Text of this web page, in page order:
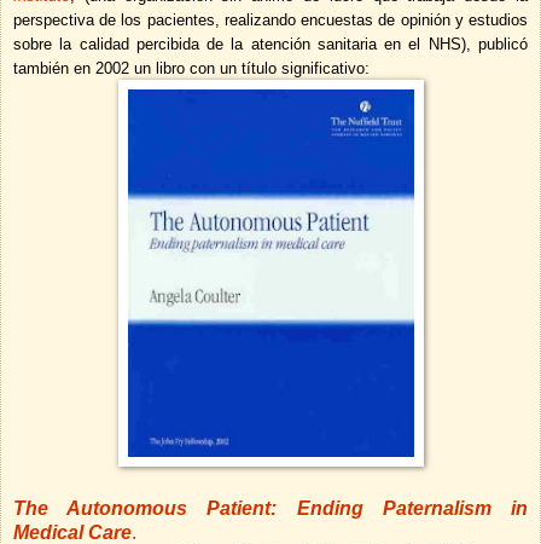
perspectiva de los pacientes, realizando encuestas de opinión y estudios
sobre la calidad percibida de la atención sanitaria en el NHS), publicó
también en 2002 un libro con un título significativo:
The Autonomous Patient: Ending Paternalism in
Medical Care.